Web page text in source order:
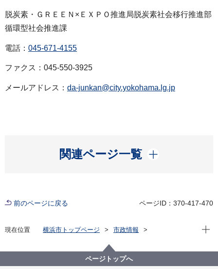
脱炭素・ＧＲＥＥＮ×ＥＸＰＯ推進局脱炭素社会移行推進部
循環型社会推進課
電話： 045-671-4155
ファクス：045-550-3925
メールアドレス： da-junkan@city.yokohama.lg.jp
関連ページ一覧
開く
前のページに戻る ページID：370-417-470
現在位置 横浜市トップページ
市政情報
脱炭素・GREEN×EXPO推進局
記者発表 2021年度
東急株式会社の特別企画列車「SDGsトレイン2021」
現在
ページトップへ